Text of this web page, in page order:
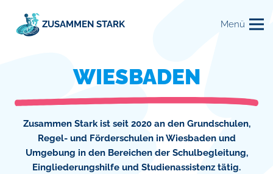
springen
Navigation
springen
ZUSAMMEN STARK Menü
WIESBADEN
Zusammen Stark ist seit 2020 an den Grundschulen,
Regel- und Förderschulen in Wiesbaden und
Umgebung in den Bereichen der Schulbegleitung,
Eingliederungshilfe und Studienassistenz tätig.